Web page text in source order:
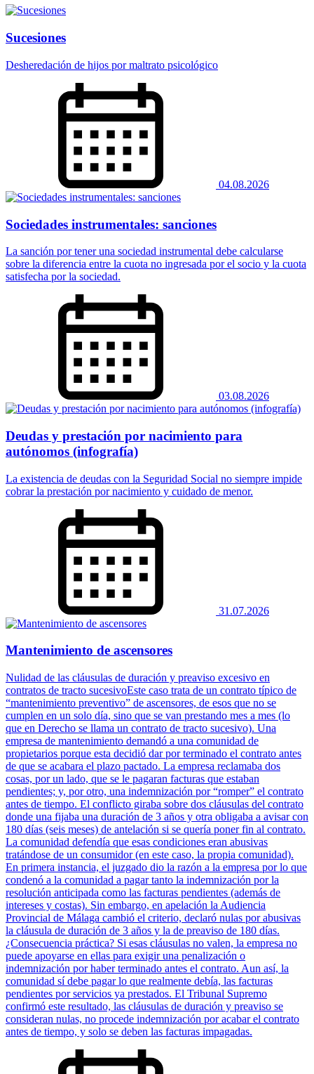
Sucesiones
Desheredación de hijos por maltrato psicológico
04.08.2026
Sociedades instrumentales: sanciones
La sanción por tener una sociedad instrumental debe calcularse
sobre la diferencia entre la cuota no ingresada por el socio y la cuota
satisfecha por la sociedad.
03.08.2026
Deudas y prestación por nacimiento para
autónomos (infografía)
La existencia de deudas con la Seguridad Social no siempre impide
cobrar la prestación por nacimiento y cuidado de menor.
31.07.2026
Mantenimiento de ascensores
Nulidad de las cláusulas de duración y preaviso excesivo en
contratos de tracto sucesivoEste caso trata de un contrato típico de
“mantenimiento preventivo” de ascensores, de esos que no se
cumplen en un solo día, sino que se van prestando mes a mes (lo
que en Derecho se llama un contrato de tracto sucesivo). Una
empresa de mantenimiento demandó a una comunidad de
propietarios porque esta decidió dar por terminado el contrato antes
de que se acabara el plazo pactado. La empresa reclamaba dos
cosas, por un lado, que se le pagaran facturas que estaban
pendientes; y, por otro, una indemnización por “romper” el contrato
antes de tiempo. El conflicto giraba sobre dos cláusulas del contrato
donde una fijaba una duración de 3 años y otra obligaba a avisar con
180 días (seis meses) de antelación si se quería poner fin al contrato.
La comunidad defendía que esas condiciones eran abusivas
tratándose de un consumidor (en este caso, la propia comunidad).
En primera instancia, el juzgado dio la razón a la empresa por lo que
condenó a la comunidad a pagar tanto la indemnización por la
resolución anticipada como las facturas pendientes (además de
intereses y costas). Sin embargo, en apelación la Audiencia
Provincial de Málaga cambió el criterio, declaró nulas por abusivas
la cláusula de duración de 3 años y la de preaviso de 180 días.
¿Consecuencia práctica? Si esas cláusulas no valen, la empresa no
puede apoyarse en ellas para exigir una penalización o
indemnización por haber terminado antes el contrato. Aun así, la
comunidad sí debe pagar lo que realmente debía, las facturas
pendientes por servicios ya prestados. El Tribunal Supremo
confirmó este resultado, las cláusulas de duración y preaviso se
consideran nulas, no procede indemnización por acabar el contrato
antes de tiempo, y solo se deben las facturas impagadas.